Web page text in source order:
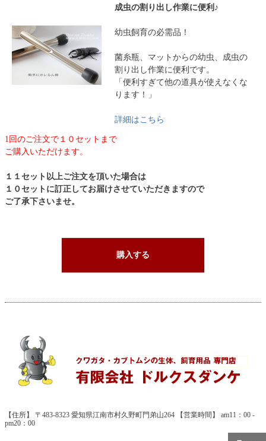
成虫の割り出し作業に便利♪
幼虫飼育の必需品！
菌糸瓶、マットからの幼虫、成虫の
割り出し作業に便利です。
「便利すぎて他の道具が使えなくな
ります！」
詳細はこちら
1回のご注文で１０セットまで
ご購入いただけます。
１１セット以上ご注文を頂いた場合は
１０セットに訂正してお届けさせていただきますので
ご了承下さいませ。
購入する
【住所】 〒483-8323 愛知県江南市村久野町門弟山264 【営業時間】 am11：00 -
pm20：00